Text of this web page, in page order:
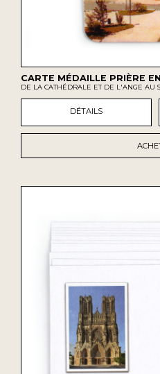
CARTE MÉDAILLE PRIÈRE
DE LA CATHÉDRALE ET DE L'ANGE AU
DÉTAILS